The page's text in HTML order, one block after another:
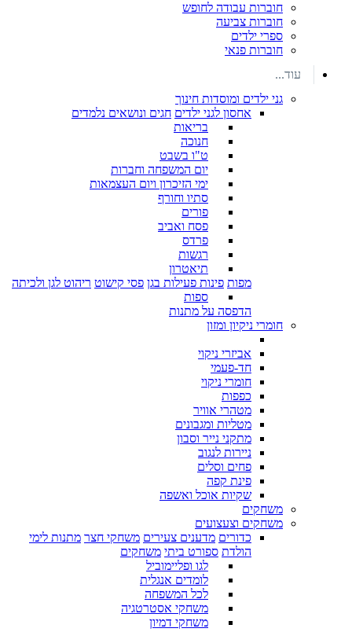
חוברות עבודה לחופש
חוברות צביעה
ספרי ילדים
חוברות פנאי
עוד...
גני ילדים ומוסדות חינוך
אחסון לגני ילדים חגים ונושאים נלמדים
בריאות
חנוכה
ט"ו בשבט
יום המשפחה וחברות
ימי הזיכרון ויום העצמאות
סתיו וחורף
פורים
פסח ואביב
פרדס
רגשות
תיאטרון
מפות פינות פעילות בגן פסי קישוט ריהוט לגן ולכיתה
ספות
הדפסה על מתנות
חומרי ניקיון ומזון
אביזרי ניקוי
חד-פעמי
חומרי ניקוי
כפפות
מטהרי אוויר
מטליות ומגבונים
מתקני נייר וסבון
ניירות לנגוב
פחים וסלים
פינת קפה
שקיות אוכל ואשפה
משחקים
משחקים וצעצועים
כדורים מדענים צעירים משחקי חצר מתנות לימי
הולדת ספורט ביתי משחקים
לגו ופליימוביל
לומדים אנגלית
לכל המשפחה
משחקי אסטרטגיה
משחקי דמיון